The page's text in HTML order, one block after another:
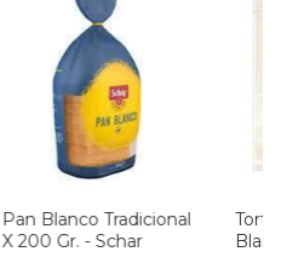
Pan Blanco Tradicional
X 200 Gr. - Schar